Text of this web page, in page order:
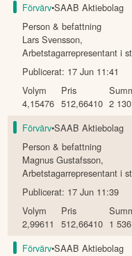
Förvärv•SAAB Aktiebolag
Person & befattning
Lars Svensson,
Arbetstagarrepresentant i
Publicerat: 17 Jun 11:41
Volym
4,15476
Pris
512,66410 2 130
Förvärv•SAAB Aktiebolag
Person & befattning
Magnus Gustafsson,
Arbetstagarrepresentant i
Publicerat: 17 Jun 11:39
Volym
2,99611
Pris
512,66410 1 536
Förvärv•SAAB Aktiebolag